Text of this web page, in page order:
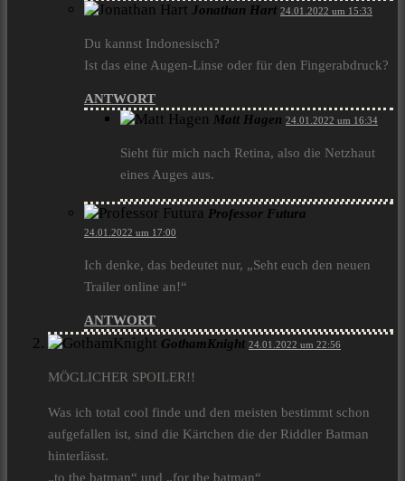
Jonathan Hart 24.01.2022 um 15:33
Du kannst Indonesisch?
Ist das eine Augen-Linse oder für den Fingerabdruck?
ANTWORT
Matt Hagen 24.01.2022 um 16:34
Sieht für mich nach Retina, also die Netzhaut
eines Auges aus.
Professor Futura
24.01.2022 um 17:00
Ich denke, das bedeutet nur, „Seht euch den neuen
Trailer online an!“
ANTWORT
GothamKnight 24.01.2022 um 22:56
MÖGLICHER SPOILER!!
Was ich total cool finde und den meisten bestimmt schon
aufgefallen ist, sind die Kärtchen die der Riddler Batman
hinterlässt.
„to the batman“ und „for the batman“